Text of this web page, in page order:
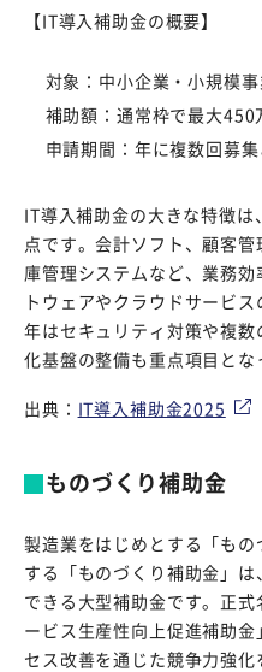
【IT導入補助金の概要】
対象：中小企業・小規模
補助額：通常枠で最大450
申請期間：年に複数回募集
IT導入補助金の大きな特徴
点です。会計ソフト、顧客
庫管理システムなど、業務
トウェアやクラウドサービ
年はセキュリティ対策や複
化基盤の整備も重点項目とな
出典： IT導入補助金2025
ものづくり補助金
製造業をはじめとする「も
する「ものづくり補助金」
できる大型補助金です。正
ービス生産性向上促進補助
セス改善を通じた競争力強化